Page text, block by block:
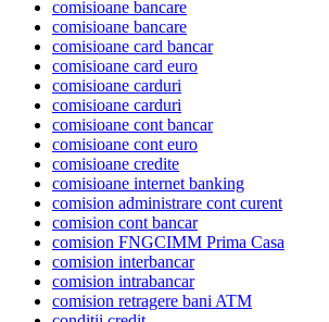
comisioane bancare
comisioane bancare
comisioane card bancar
comisioane card euro
comisioane carduri
comisioane carduri
comisioane cont bancar
comisioane cont euro
comisioane credite
comisioane internet banking
comision administrare cont curent
comision cont bancar
comision FNGCIMM Prima Casa
comision interbancar
comision intrabancar
comision retragere bani ATM